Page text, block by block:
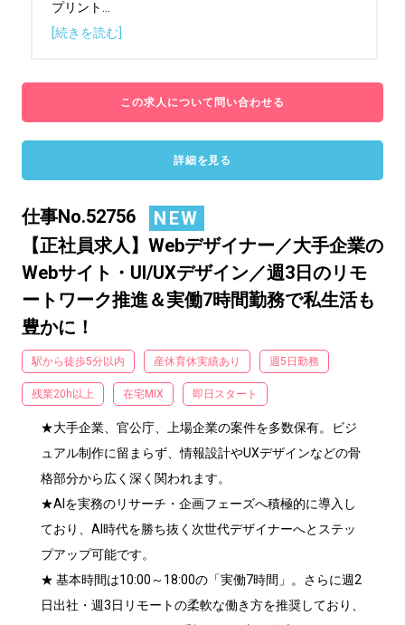
プリント
[続きを読む]
この求人について問い合わせる
詳細を見る
仕事No.52756
NEW
【正社員求人】Webデザイナー／大手企業の
Webサイト・UI/UXデザイン／週3日のリモ
ートワーク推進＆実働7時間勤務で私生活も
豊かに！
駅から徒歩5分以内 産休育休実績あり 週5日勤務
残業20h以上 在宅MIX 即日スタート
★大手企業、官公庁、上場企業の案件を多数保有。ビジ
ュアル制作に留まらず、情報設計やUXデザインなどの骨
格部分から広く深く関われます。
★AIを実務のリサーチ・企画フェーズへ積極的に導入し
ており、AI時代を勝ち抜く次世代デザイナーへとステッ
プアップ可能です。
★ 基本時間は10:00～18:00の「実働7時間」。さらに週2
日出社・週3日リモートの柔軟な働き方を推奨しており、